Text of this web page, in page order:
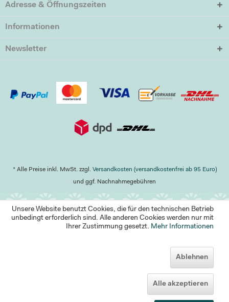
Adresse & Öffnungszeiten
Informationen
Newsletter
* Alle Preise inkl. MwSt. zzgl. Versandkosten (versandkostenfrei ab 95 Euro)
und ggf. Nachnahmegebühren
Unsere Website benutzt Cookies, die für den technischen Betrieb
unbedingt erforderlich sind. Alle anderen Cookies werden nur mit
Ihrer Zustimmung gesetzt. Mehr Informationen
Ablehnen
Alle akzeptieren